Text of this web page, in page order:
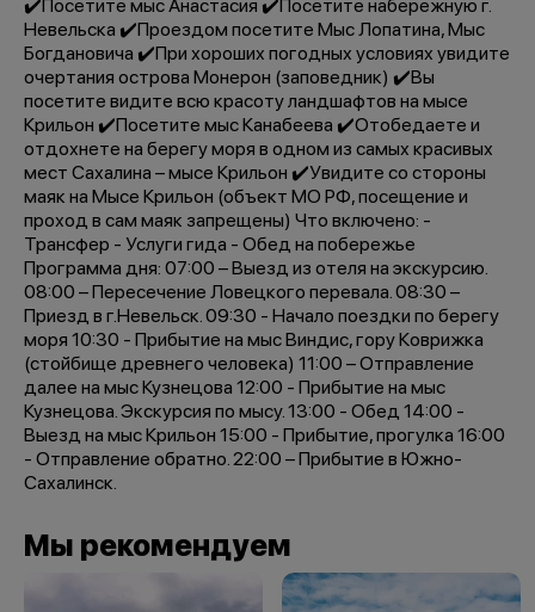
✔️Посетите мыс Анастасия ✔️Посетите набережную г.
Невельска ✔️Проездом посетите Мыс Лопатина, Мыс
Богдановича ✔️При хороших погодных условиях увидите
очертания острова Монерон (заповедник) ✔️Вы
посетите видите всю красоту ландшафтов на мысе
Крильон ✔️Посетите мыс Канабеева ✔️Отобедаете и
отдохнете на берегу моря в одном из самых красивых
мест Сахалина – мысе Крильон ✔️Увидите со стороны
маяк на Мысе Крильон (объект МО РФ, посещение и
проход в сам маяк запрещены) Что включено: -
Трансфер - Услуги гида - Обед на побережье
Программа дня: 07:00 – Выезд из отеля на экскурсию.
08:00 – Пересечение Ловецкого перевала. 08:30 –
Приезд в г.Невельск. 09:30 - Начало поездки по берегу
моря 10:30 - Прибытие на мыс Виндис, гору Коврижка
(стойбище древнего человека) 11:00 – Отправление
далее на мыс Кузнецова 12:00 - Прибытие на мыс
Кузнецова. Экскурсия по мысу. 13:00 - Обед 14:00 -
Выезд на мыс Крильон 15:00 - Прибытие, прогулка 16:00
- Отправление обратно. 22:00 – Прибытие в Южно-
Сахалинск.
Мы рекомендуем